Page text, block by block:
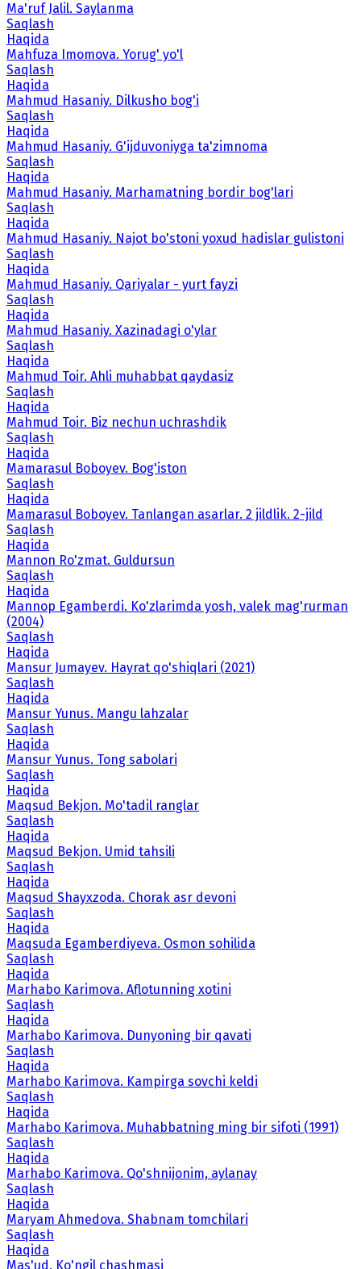
Ma'ruf Jalil. Saylanma
Saqlash
Haqida
Mahfuza Imomova. Yorug' yo'l
Saqlash
Haqida
Mahmud Hasaniy. Dilkusho bog'i
Saqlash
Haqida
Mahmud Hasaniy. G'ijduvoniyga ta'zimnoma
Saqlash
Haqida
Mahmud Hasaniy. Marhamatning bordir bog'lari
Saqlash
Haqida
Mahmud Hasaniy. Najot bo'stoni yoxud hadislar gulistoni
Saqlash
Haqida
Mahmud Hasaniy. Qariyalar - yurt fayzi
Saqlash
Haqida
Mahmud Hasaniy. Xazinadagi o'ylar
Saqlash
Haqida
Mahmud Toir. Ahli muhabbat qaydasiz
Saqlash
Haqida
Mahmud Toir. Biz nechun uchrashdik
Saqlash
Haqida
Mamarasul Boboyev. Bog'iston
Saqlash
Haqida
Mamarasul Boboyev. Tanlangan asarlar. 2 jildlik. 2-jild
Saqlash
Haqida
Mannon Ro'zmat. Guldursun
Saqlash
Haqida
Mannop Egamberdi. Ko'zlarimda yosh, valek mag'rurman
(2004)
Saqlash
Haqida
Mansur Jumayev. Hayrat qo'shiqlari (2021)
Saqlash
Haqida
Mansur Yunus. Mangu lahzalar
Saqlash
Haqida
Mansur Yunus. Tong sabolari
Saqlash
Haqida
Maqsud Bekjon. Mo'tadil ranglar
Saqlash
Haqida
Maqsud Bekjon. Umid tahsili
Saqlash
Haqida
Maqsud Shayxzoda. Chorak asr devoni
Saqlash
Haqida
Maqsuda Egamberdiyeva. Osmon sohilida
Saqlash
Haqida
Marhabo Karimova. Aflotunning xotini
Saqlash
Haqida
Marhabo Karimova. Dunyoning bir qavati
Saqlash
Haqida
Marhabo Karimova. Kampirga sovchi keldi
Saqlash
Haqida
Marhabo Karimova. Muhabbatning ming bir sifoti (1991)
Saqlash
Haqida
Marhabo Karimova. Qo'shnijonim, aylanay
Saqlash
Haqida
Maryam Ahmedova. Shabnam tomchilari
Saqlash
Haqida
Mas'ud. Ko'ngil chashmasi